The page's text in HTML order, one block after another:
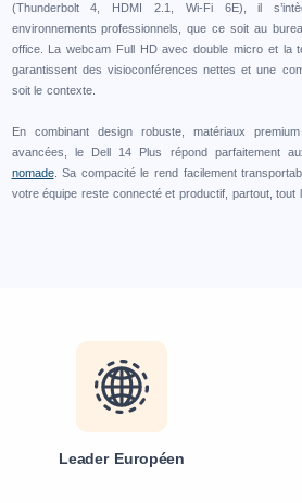
(Thunderbolt 4, HDMI 2.1, Wi-Fi 6E), il
environnements professionnels, que ce soit au
office. La webcam Full HD avec double micro et la
garantissent des visioconférences nettes et une
soit le contexte.
En combinant design robuste, matériaux
avancées, le Dell 14 Plus répond parfaitement
nomade. Sa compacité le rend facilement
votre équipe reste connecté et productif, partout, tout
Leader Européen